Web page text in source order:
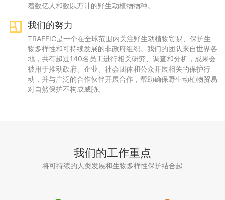
着数亿人和数以万计的野生动植物物种。
我们的努力
TRAFFIC是一个在全球范围内关注野生动植物贸易、保护生
物多样性和可持续发展的非政府组织。我们的团队来自世界各
地，共有超过140名员工进行相关研究、调查和分析，成果会
被用于推动政府、企业、社会团体和公众开展相关的保护行
动，并与广泛的合作伙伴开展合作，帮助确保野生动植物贸易
对自然保护不构成威胁。
我们的工作重点
将可持续的人类发展和生物多样性保护结合起